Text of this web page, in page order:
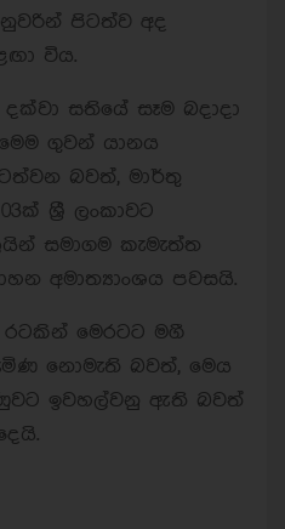
පිටත්ව අද
විය.
සතියේ සෑම බදාදා
ගුවන් යානය
බවත්, මාර්තු
ශ්‍රී ලංකාවට
සමාගම කැමැත්ත
අමාත්‍යාංශය පවසයි.
රටකින් මෙරටට මගී
නොමැති බවත්, මෙය
ඉවහල්වනු ඇති බවත්